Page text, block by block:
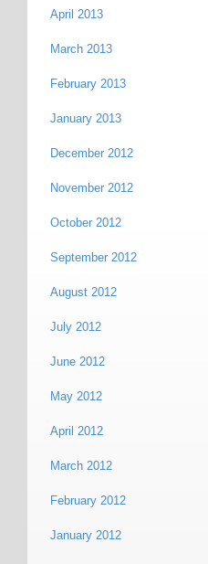
April 2013
March 2013
February 2013
January 2013
December 2012
November 2012
October 2012
September 2012
August 2012
July 2012
June 2012
May 2012
April 2012
March 2012
February 2012
January 2012